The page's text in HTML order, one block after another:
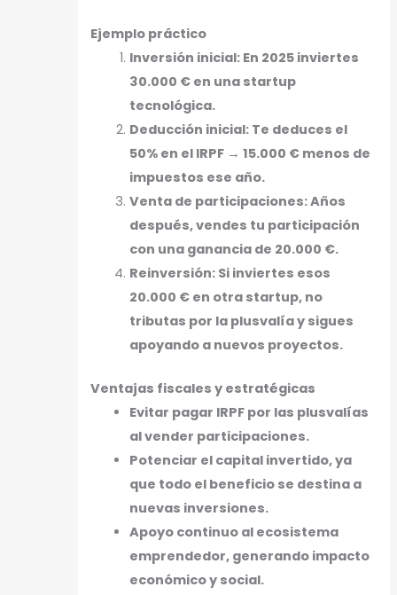
Ejemplo práctico
Inversión inicial: En 2025 inviertes
30.000 € en una startup
tecnológica.
Deducción inicial: Te deduces el
50% en el IRPF → 15.000 € menos de
impuestos ese año.
Venta de participaciones: Años
después, vendes tu participación
con una ganancia de 20.000 €.
Reinversión: Si inviertes esos
20.000 € en otra startup, no
tributas por la plusvalía y sigues
apoyando a nuevos proyectos.
Ventajas fiscales y estratégicas
Evitar pagar IRPF por las plusvalías
al vender participaciones.
Potenciar el capital invertido, ya
que todo el beneficio se destina a
nuevas inversiones.
Apoyo continuo al ecosistema
emprendedor, generando impacto
económico y social.